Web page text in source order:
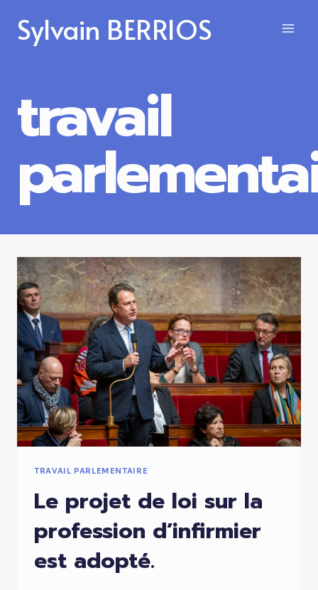
contenu
Sylvain BERRIOS
travail
TRAVAIL PARLEMENTAIRE
Le projet de loi sur la
profession d’infirmier
est adopté.